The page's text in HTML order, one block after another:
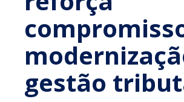
gestão